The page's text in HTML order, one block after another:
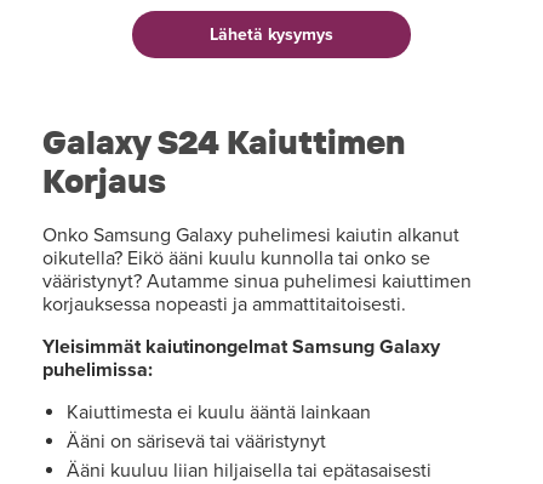
Galaxy S24 Kaiuttimen
Korjaus
Onko Samsung Galaxy puhelimesi kaiutin alkanut
oikutella? Eikö ääni kuulu kunnolla tai onko se
vääristynyt? Autamme sinua puhelimesi kaiuttimen
korjauksessa nopeasti ja ammattitaitoisesti.
Yleisimmät kaiutinongelmat Samsung Galaxy
puhelimissa:
Kaiuttimesta ei kuulu ääntä lainkaan
Ääni on särisevä tai vääristynyt
Ääni kuuluu liian hiljaisella tai epätasaisesti